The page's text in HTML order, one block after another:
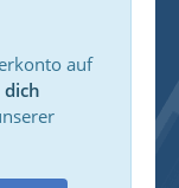
auf
dich